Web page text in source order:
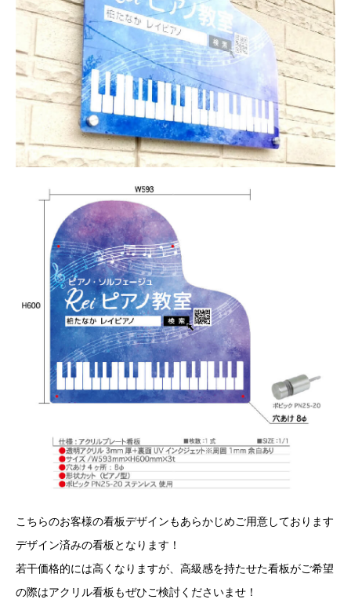
こちらのお客様の看板デザインもあらかじめご用意しております
デザイン済みの看板となります！
若干価格的には高くなりますが、高級感を持たせた看板がご希望
の際はアクリル看板もぜひご検討くださいませ！